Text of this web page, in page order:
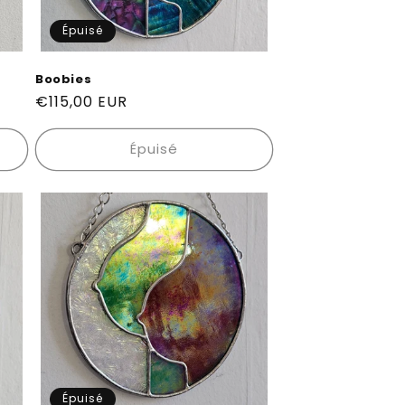
Épuisé
Boobies
Prix
habituel
€115,00 EUR
Épuisé
Épuisé